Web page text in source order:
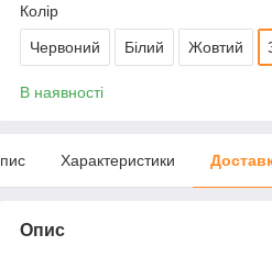
Колір
Червоний Білий Жовтий
В наявності
Характеристики
Опис